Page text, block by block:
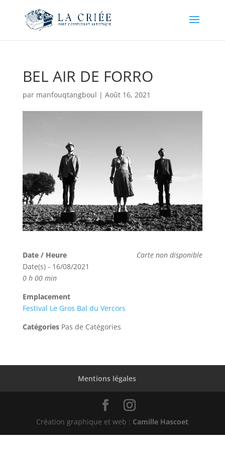
BEL AIR DE FORRO
par manfouqtangboul | Août 16, 2021
Carte non disponible
Date / Heure
Date(s) - 16/08/2021
0 h 00 min
Emplacement
Festival Le Gros Bal du Vercors
CatégoriesPas de Catégories
Mentions légales
Création graphique et web : Camille Hascoet